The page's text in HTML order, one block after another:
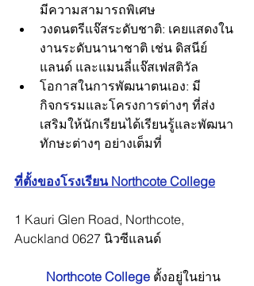
มีความสามารถพิเศษ
วงดนตรีแจ๊สระดับชาติ: เคยแสดงใน
งานระดับนานาชาติ เช่น ดิสนีย์
แลนด์ และแมนลี่แจ๊สเฟสติวัล
โอกาสในการพัฒนาตนเอง: มี
กิจกรรมและโครงการต่างๆ ที่ส่ง
เสริมให้นักเรียนได้เรียนรู้และพัฒนา
ทักษะต่างๆ อย่างเต็มที่
ที่ตั้งของโรงเรียน Northcote College
1 Kauri Glen Road, Northcote,
Auckland 0627 นิวซีแลนด์
Northcote College ตั้งอยู่ในย่าน